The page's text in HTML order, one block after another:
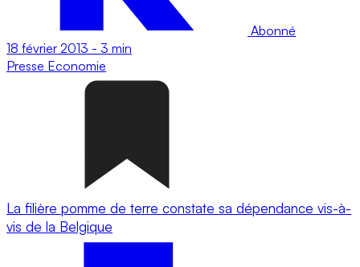
Abonné
18 février 2013 - 3 min
Presse Economie
La filière pomme de terre constate sa dépendance vis-à-
vis de la Belgique